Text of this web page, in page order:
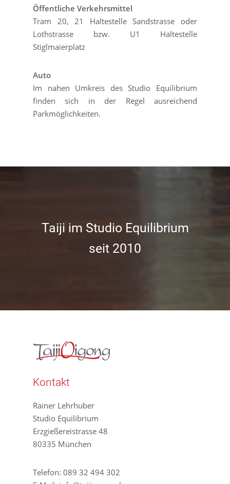
Öffentliche Verkehrsmittel
Tram 20, 21 Haltestelle Sandstrasse oder
Lothstrasse bzw. U1 Haltestelle
Stiglmaierplatz
Auto
Im nahen Umkreis des Studio Equilibrium
finden sich in der Regel ausreichend
Parkmöglichkeiten.
Taiji im Studio Equilibrium
seit 2010
Kontakt
Rainer Lehrhuber
Studio Equilibrium
Erzgießereistrasse 48
80335 München
Telefon: 089 32 494 302